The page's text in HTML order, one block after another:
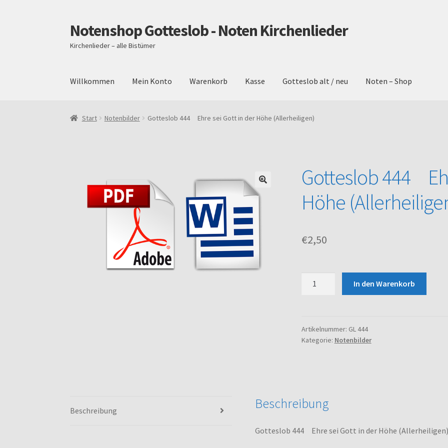
Zur
Navigation
springen
Zum
Inhalt
springen
Notenshop Gotteslob - Noten Kirchenlieder
Kirchenlieder – alle Bistümer
Willkommen Mein Konto Warenkorb Kasse Gotteslob alt / neu Noten – Shop
Start AGB Blog Cookie-Richtlinie (EU)Datenschutz Gotteslob alt / neu Impressum
Start Notenbilder Gotteslob 444 Ehre sei Gott in der Höhe (Allerheiligen)
Gotteslob 444
Höhe
€2,50
Gott
in
In den Warenkorb
Artikelnummer: GL 444
Kategorie: Notenbilder
Beschreibung Beschreibung
Gotteslob 444 Ehre sei Gott in der Höhe